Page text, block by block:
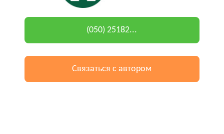
(050) 25182...
Связаться с автором